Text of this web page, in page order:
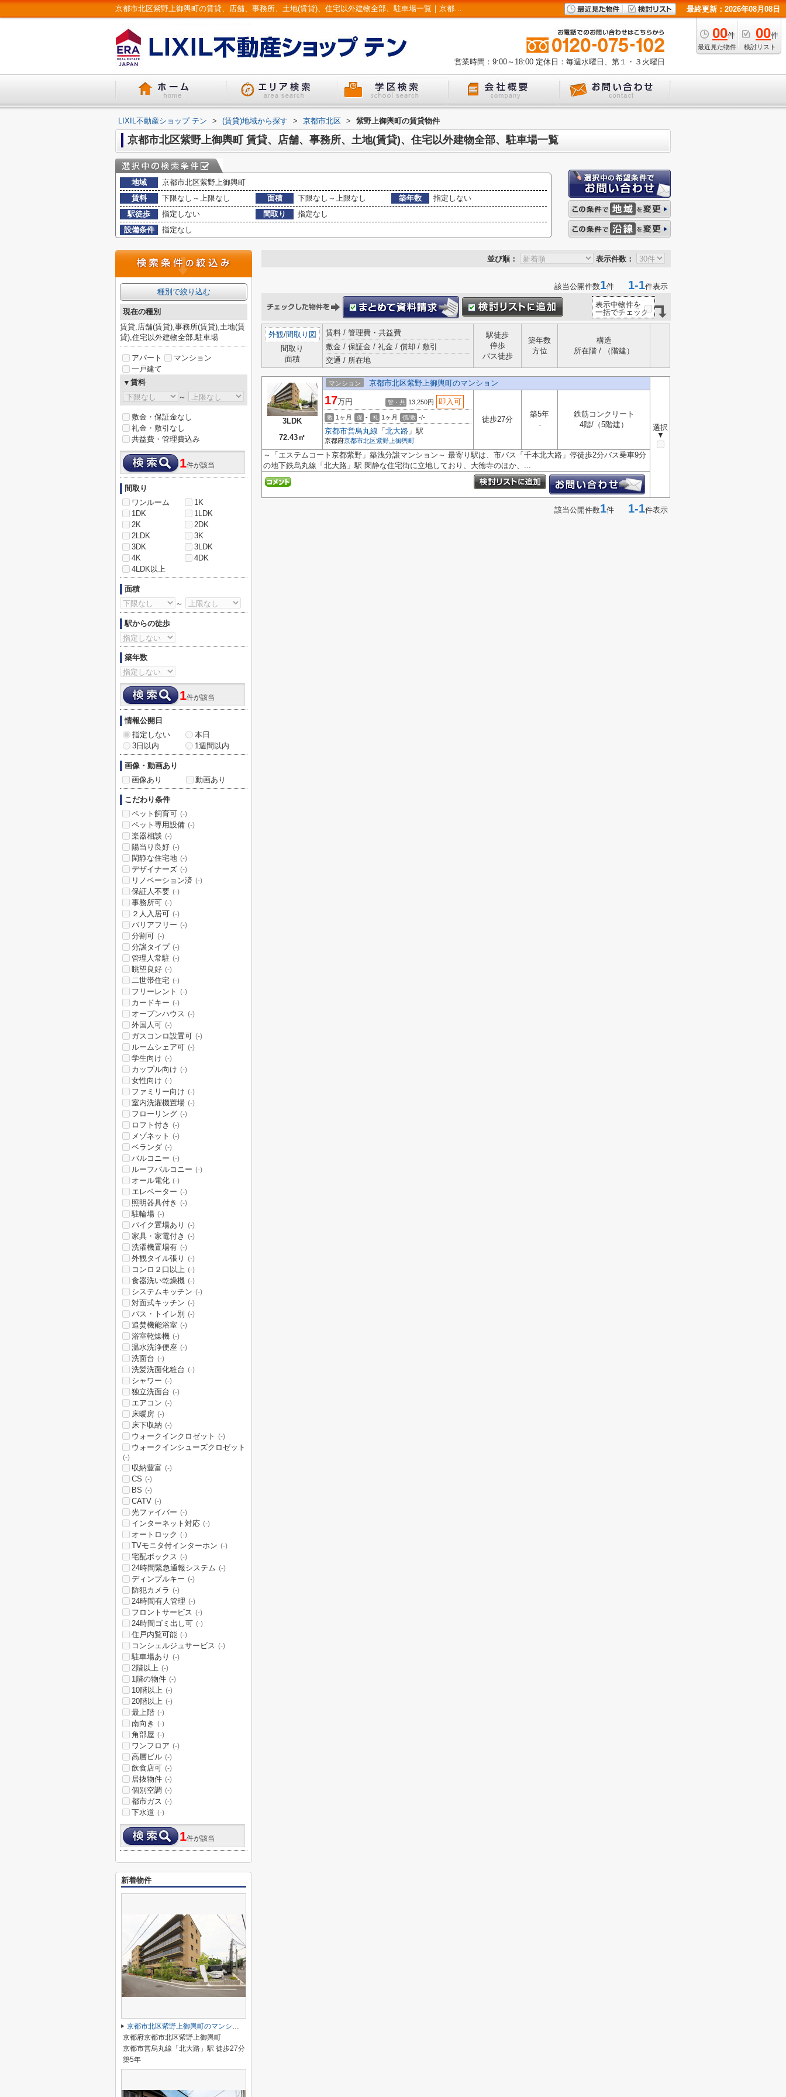
京都市北区紫野上御輿町の賃貸、店舗、事務所、土地(賃貸)、住宅以外建物全部、駐車場一覧｜京都市左京区・北区 戸建て・マンション | LIXIL不動産ショップ テン 最終更新：2026年08月08日
00件
最近見た物件
00件
検討リスト
営業時間：9:00～18:00 定休日：毎週水曜日、第１・３火曜日
LIXIL不動産ショップ テン > (賃貸)地域から探す > 京都市北区 > 紫野上御輿町の賃貸物件
京都市北区紫野上御輿町 賃貸、店舗、事務所、土地(賃貸)、住宅以外建物全部、駐車場一覧
地域
京都市北区紫野上御輿町
賃料
下限なし～上限なし 面積 下限なし～上限なし 築年数
指定しない
駅徒歩
指定しない 間取り
指定なし
設備条件
指定なし
並び順： 表示件数：
該当公開件数1件 1-1件表示
表示中物件を
一括でチェック
外観/間取り図
間取り
面積
賃料 / 管理費・共益費
敷金 / 保証金 / 礼金 / 償却 / 敷引
交通 / 所在地
駅徒歩
停歩
バス徒歩
築年数
方位
構造
所在階 / （階建）
3LDK
72.43㎡
マンション 京都市北区紫野上御輿町のマンション
選択
▼
17万円 管・共 13,250円 即入可
敷 1ヶ月 保 - 礼 1ヶ月 償/敷 -/-
京都市営烏丸線 「 北大路 」駅
京都府京都市北区紫野上御輿町
徒歩27分
築5年
-
鉄筋コンクリート
4階/（5階建）
～「エステムコート京都紫野」築浅分譲マンション～ 最寄り駅は、市バス「千本北大路」停徒歩2分バス乗車9分
の地下鉄烏丸線「北大路」駅 閑静な住宅街に立地しており、大徳寺のほか、...
該当公開件数1件 1-1件表示
種別で絞り込む
現在の種別
賃貸,店舗(賃貸),事務所(賃貸),土地(賃
貸),住宅以外建物全部,駐車場
アパート
マンション
一戸建て
▼賃料
～
敷金・保証金なし
礼金・敷引なし
共益費・管理費込み
1件が該当
間取り
ワンルーム
1K
1DK
1LDK
2K
2DK
2LDK
3K
3DK
3LDK
4K
4DK
4LDK以上
面積
～
駅からの徒歩
築年数
1件が該当
情報公開日
指定しない
本日
3日以内
1週間以内
画像・動画あり
画像あり
動画あり
こだわり条件
ペット飼育可 (-)
ペット専用設備 (-)
楽器相談 (-)
陽当り良好 (-)
閑静な住宅地 (-)
デザイナーズ (-)
リノベーション済 (-)
保証人不要 (-)
事務所可 (-)
２人入居可 (-)
バリアフリー (-)
分割可 (-)
分譲タイプ (-)
管理人常駐 (-)
眺望良好 (-)
二世帯住宅 (-)
フリーレント (-)
カードキー (-)
オープンハウス (-)
外国人可 (-)
ガスコンロ設置可 (-)
ルームシェア可 (-)
学生向け (-)
カップル向け (-)
女性向け (-)
ファミリー向け (-)
室内洗濯機置場 (-)
フローリング (-)
ロフト付き (-)
メゾネット (-)
ベランダ (-)
バルコニー (-)
ルーフバルコニー (-)
オール電化 (-)
エレベーター (-)
照明器具付き (-)
駐輪場 (-)
バイク置場あり (-)
家具・家電付き (-)
洗濯機置場有 (-)
外観タイル張り (-)
コンロ２口以上 (-)
食器洗い乾燥機 (-)
システムキッチン (-)
対面式キッチン (-)
バス・トイレ別 (-)
追焚機能浴室 (-)
浴室乾燥機 (-)
温水洗浄便座 (-)
洗面台 (-)
洗髪洗面化粧台 (-)
シャワー (-)
独立洗面台 (-)
エアコン (-)
床暖房 (-)
床下収納 (-)
ウォークインクロゼット (-)
ウォークインシューズクロゼット
(-)
収納豊富 (-)
CS (-)
BS (-)
CATV (-)
光ファイバー (-)
インターネット対応 (-)
オートロック (-)
TVモニタ付インターホン (-)
宅配ボックス (-)
24時間緊急通報システム (-)
ディンプルキー (-)
防犯カメラ (-)
24時間有人管理 (-)
フロントサービス (-)
24時間ゴミ出し可 (-)
住戸内覧可能 (-)
コンシェルジュサービス (-)
駐車場あり (-)
2階以上 (-)
1階の物件 (-)
10階以上 (-)
20階以上 (-)
最上階 (-)
南向き (-)
角部屋 (-)
ワンフロア (-)
高層ビル (-)
飲食店可 (-)
居抜物件 (-)
個別空調 (-)
都市ガス (-)
下水道 (-)
1件が該当
新着物件
京都市北区紫野上御輿町のマンション
京都府京都市北区紫野上御輿町
京都市営烏丸線「北大路」駅 徒歩27分
築5年